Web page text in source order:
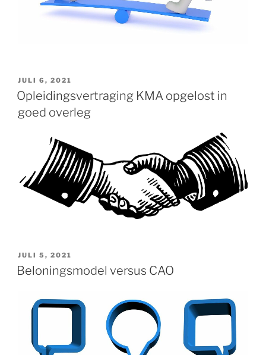
GEPLAATST
OP
JULI 6, 2021
Opleidingsvertraging KMA opgelost in
goed overleg
GEPLAATST
OP
JULI 5, 2021
Beloningsmodel versus CAO